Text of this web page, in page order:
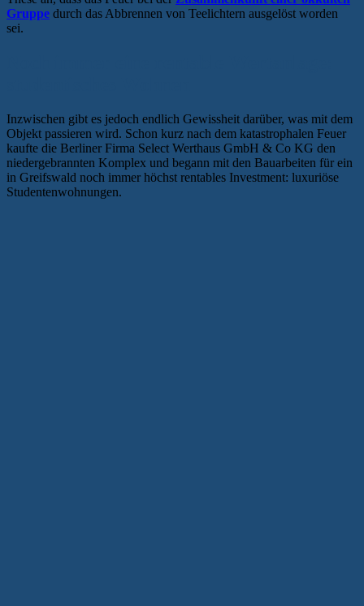
Gruppe durch das Abbrennen von Teelichtern ausgelöst worden
sei.
Inzwischen gibt es jedoch endlich Gewissheit darüber, was mit dem
Objekt passieren wird. Schon kurz nach dem katastrophalen Feuer
kaufte die Berliner Firma Select Werthaus GmbH & Co KG den
niedergebrannten Komplex und begann mit den Bauarbeiten für ein
in Greifswald noch immer höchst rentables Investment: luxuriöse
Studentenwohnungen.